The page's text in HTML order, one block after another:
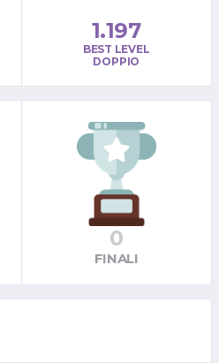
1.197
BEST LEVEL
DOPPIO
0
FINALI